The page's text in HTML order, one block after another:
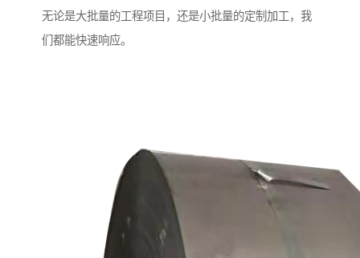
无论是大批量的工程项目，还是小批量的定制加工，我
们都能快速响应。